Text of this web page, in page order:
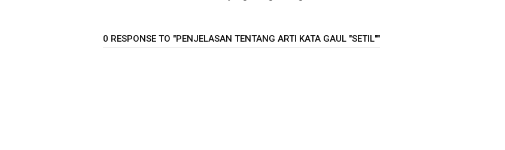
0 RESPONSE TO "PENJELASAN TENTANG ARTI KATA GAUL "SETIL""